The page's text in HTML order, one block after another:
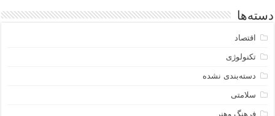
دسته‌ها
اقتصاد
تکنولوژی
دسته‌بندی نشده
سلامتی
فرهنگ وهنر